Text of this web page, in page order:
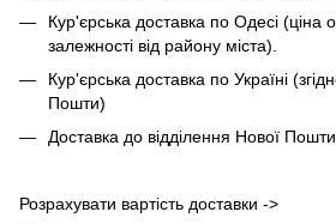
Кур'єрська доставка по Одесі (ціна
залежності від району міста).
Кур'єрська доставка по Україні
Пошти)
Доставка до відділення Нової
Розрахувати вартість доставки ->